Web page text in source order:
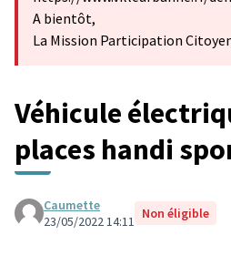
A bientôt,
La Mission Participation
Véhicule
places handi
Caumette
23/05/2022 14:11 Non éligible